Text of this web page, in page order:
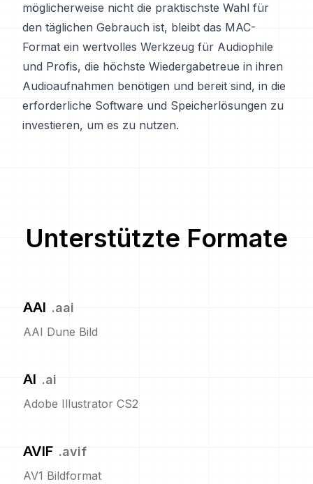
möglicherweise nicht die praktischste Wahl für
den täglichen Gebrauch ist, bleibt das MAC-
Format ein wertvolles Werkzeug für Audiophile
und Profis, die höchste Wiedergabetreue in ihren
Audioaufnahmen benötigen und bereit sind, in die
erforderliche Software und Speicherlösungen zu
investieren, um es zu nutzen.
Unterstützte Formate
AAI .aai
AAI Dune Bild
AI .ai
Adobe Illustrator CS2
AVIF .avif
AV1 Bildformat